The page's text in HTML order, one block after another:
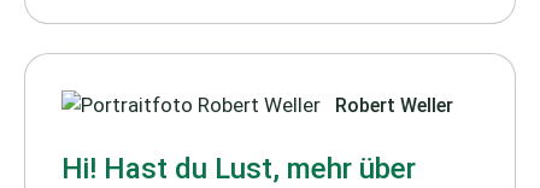
Robert Weller
Hi! Hast du Lust, mehr über